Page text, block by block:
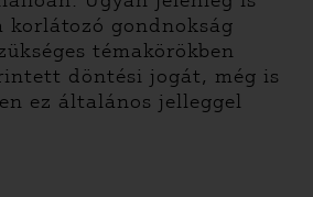
korlátozó gondnokság
témakörökben
döntési jogát, még is
ez általános jelleggel